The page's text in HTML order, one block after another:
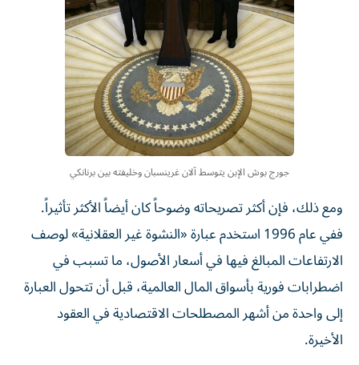
جورج بوش الإبن يتوسط آلان غرينسبان وخليفته بين برنانكي
ومع ذلك، فإن أكثر تصريحاته وضوحاً كان أيضاً الأكثر تأثيراً.
ففي عام 1996 استخدم عبارة «النشوة غير العقلانية» لوصف
الارتفاعات المبالغ فيها في أسعار الأصول، ما تسبب في
اضطرابات فورية بأسواق المال العالمية، قبل أن تتحول العبارة
إلى واحدة من أشهر المصطلحات الاقتصادية في العقود
الأخيرة.